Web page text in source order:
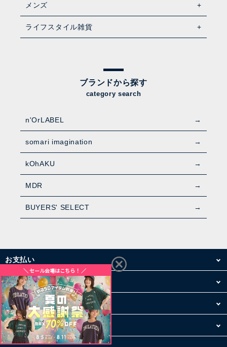
メンズ
ライフスタイル雑貨
ブランドから探す
category search
n'OrLABEL
somari imagination
kOhAKU
MDR
BUYERS' SELECT
お支払い
配送・送料
お買い物について
その他